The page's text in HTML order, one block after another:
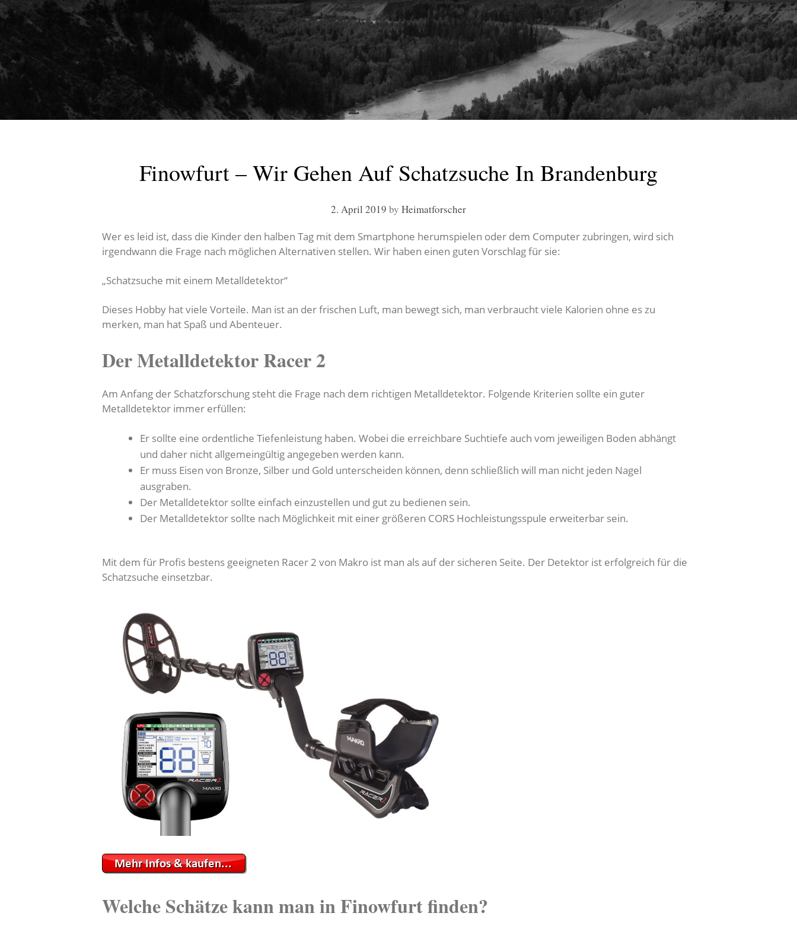
Finowfurt – Wir Gehen Auf Schatzsuche In Brandenburg
2. April 2019 by Heimatforscher
Wer es leid ist, dass die Kinder den halben Tag mit dem Smartphone herumspielen oder dem Computer zubringen, wird sich
irgendwann die Frage nach möglichen Alternativen stellen. Wir haben einen guten Vorschlag für sie:
„Schatzsuche mit einem Metalldetektor“
Dieses Hobby hat viele Vorteile. Man ist an der frischen Luft, man bewegt sich, man verbraucht viele Kalorien ohne es zu
merken, man hat Spaß und Abenteuer.
Der Metalldetektor Racer 2
Am Anfang der Schatzforschung steht die Frage nach dem richtigen Metalldetektor. Folgende Kriterien sollte ein guter
Metalldetektor immer erfüllen:
Er sollte eine ordentliche Tiefenleistung haben. Wobei die erreichbare Suchtiefe auch vom jeweiligen Boden abhängt
und daher nicht allgemeingültig angegeben werden kann.
Er muss Eisen von Bronze, Silber und Gold unterscheiden können, denn schließlich will man nicht jeden Nagel
ausgraben.
Der Metalldetektor sollte einfach einzustellen und gut zu bedienen sein.
Der Metalldetektor sollte nach Möglichkeit mit einer größeren CORS Hochleistungsspule erweiterbar sein.
Mit dem für Profis bestens geeigneten Racer 2 von Makro ist man als auf der sicheren Seite. Der Detektor ist erfolgreich für die
Schatzsuche einsetzbar.
Welche Schätze kann man in Finowfurt finden?